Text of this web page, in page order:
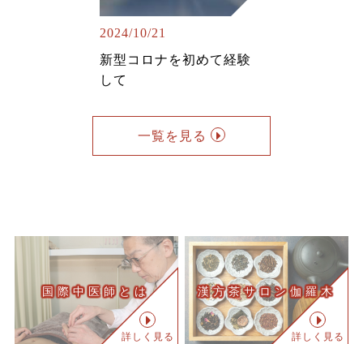
2024/10/21
新型コロナを初めて経験
して
一覧を見る
国際中医師とは
詳しく見る
漢方茶サロン伽羅木
詳しく見る